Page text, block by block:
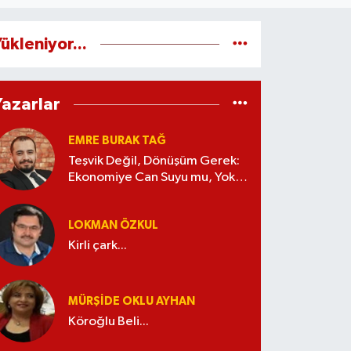
EMRE BURAK TAĞ
Teşvik Değil, Dönüşüm Gerek:
Ekonomiye Can Suyu mu, Yoksa
LOKMAN ÖZKUL
Kirli çark...
MÜRŞIDE OKLU AYHAN
Köroğlu Beli...